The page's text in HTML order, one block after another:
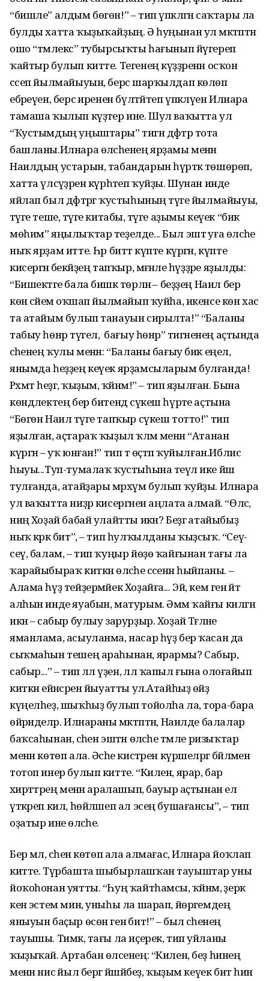
“бишле” алдым бөгөн!” – тип үпкәләгән саҡтары ла
булды хатта ҡыҙыҡайҙың. Ә һуңынан ул мәктәптән
ошо “тәмлекәс” тубырсыҡты һағынып йүгереп
ҡайтыр булып китте. Тегенең күҙҙәренән осҡон
сәсеп йылмайыуын, берсә шарҡылдап көлөп
ебәреүен, берсә иренен бүлтәйтеп үпкәләүен Илнара
тамаша ҡылып күҙәтер ине. Шул ваҡытта ул
“Ҡустымдың уңыштары” тигән дәфтәр тота
башланы.Илнара өләсәһенең ярҙамы менән
Наилдың устарын, табандарын һүрәткә төшөрөп,
хатта үлсәүҙәрен күрһәтеп ҡуйҙы. Шунан инде
яйлап был дәфтәргә ҡустыһының тәүге йылмайыуы,
тәүге теше, тәүге китабы, тәүге аҙымы кеүек “бик
мөһим” яңылыҡтар теҙелде... Был эштә уға өләсәһе
ныҡ ярҙам итте. Һәр биттә күпте күргән, күпте
кисергән әбекәйҙең тапҡыр, мәғәнәле һүҙҙәре яҙылды:
“Бишектәге бала бишкә төрләнә – беҙҙең Наил бер
көн әсәйемә оҡшап йылмайып ҡуйһа, икенсе көн хас
та атайым булып танауын сирылта!” “Баланы
табыу һөнәр түгел, ә бағыу һөнәр” тигәненең аҫтында
әсәһенең ҡулы менән: “Баланы бағыу бик еңел,
янымда һеҙҙең кеүек ярҙамсыларым булғанда!
Рәхмәт һеҙгә, ҡыҙым, ҡәйнәм!” – тип яҙылған. Бына
көндәлектең бер битендә сүкеш һүрәте аҫтына
“Бөгөн Наил тәүге тапҡыр сүкеш тотто!” тип
яҙылған, аҫтараҡ ҡыҙыл ҡәләм менән “Атанан
күргән – уҡ юнған!” тип тә өҫтәп ҡуйылған.Иблис
һыуы...Туп-тумалаҡ ҡустыһына теүәл ике йәш
тулғанда, атайҙары мәрхүм булып ҡуйҙы. Илнара
ул ваҡытта ниҙәр кисергәнен аңлата алмай. “Өләс, ә
ниңә Хоҙай бабай улайтты икән? Беҙгә атайыбыҙ
ныҡ кәрәк бит”, – тип һулҡылданы ҡыҙсыҡ. “Сеү-
сеү, балам, – тип ҡуңыр йөҙө ҡайғынан тағы ла
ҡарайыбыраҡ киткән өләсәһе сәсенән һыйпаны. –
Алама һүҙ тейҙермәйек Хоҙайға... Эй, кем генә әйтә
алһын инде яуабын, матурым. Әммә ҡайғы килгән
икән – сабыр булыу зарурҙыр. Хоҙай Тәғәләне
яманлама, асыуланма, насар һүҙ бер ҡасан да
сыҡмаһын тешең араһынан, ярармы? Сабыр,
сабыр...” – тип әллә үҙен, әллә ҡапыл ғына олоғайып
киткән ейәнсәрен йыуатты ул.Атайһыҙ өйҙә
күңелһеҙ, шыҡһыҙ булып тойолһа ла, тора-бара
өйрәнделәр. Илнараны мәктәптән, Наилде балалар
баҡсаһынан, әсәһен эштән өләсәһе тәмле ризыҡтар
менән көтөп ала. Әсәһе кистәрен күршеләргә бәйләмен
тотоп инер булып китте. “Килен, ярар, бар
әхирәттәрең менән аралашып, бауыр аҫтынан ел
үткәреп кил, һөйләшеп ал эсең бушағансы”, – тип
оҙатыр ине өләсәһе.
Бер мәл, әсәһен көтөп ала алмағас, Илнара йоҡлап
китте. Түрбашта шыбыр­лашҡан тауыштар уны
йоҡоһонан уятты. “Һуң ҡайтһамсы, ҡәйнәм, әҙерәк
кенә эстем мин, уныһы ла шарап, йөрәгемдең
яныуын баҫыр өсөн генә бит!” – был әсәһенең
тауышы. Тимәк, тағы ла иҫерек, тип уйланы
ҡыҙыҡай. Артабан өләсенең: “Килен, беҙ һинең
менән нисә йыл бергә йәшәйбеҙ, ҡыҙым кеүек бит һин